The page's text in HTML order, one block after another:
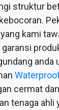
struktur
kami
anda
cermat
tenaga ahli